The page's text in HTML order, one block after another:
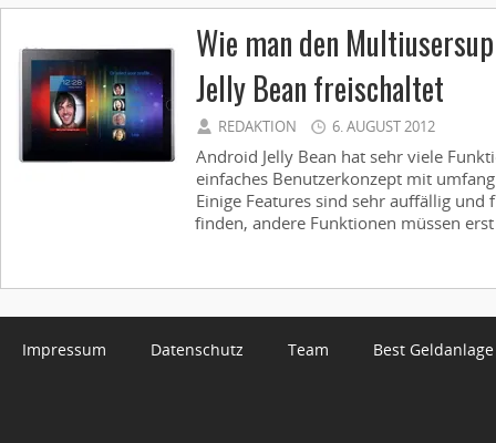
Wie man den
Jelly Bean freischaltet
REDAKTION 6. AUGUST 2012
Android Jelly Bean hat sehr viele
einfaches Benutzerkonzept mit
Einige Features sind sehr auffällig und
finden, andere Funktionen müssen
Impressum Datenschutz Team Best Geldanlage